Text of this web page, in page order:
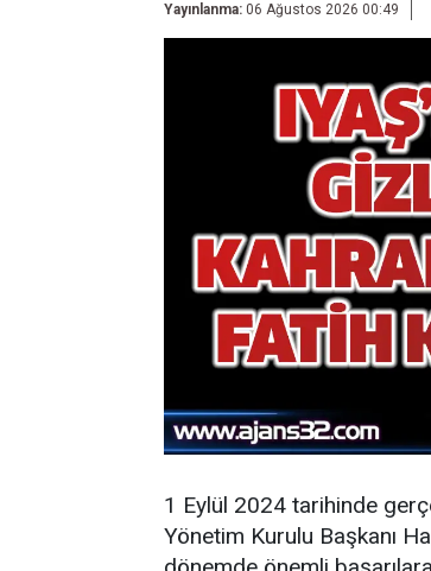
Yayınlanma: 06 Ağustos 2026 00:49
1 Eylül 2024 tarihinde
Yönetim Kurulu Başkanı